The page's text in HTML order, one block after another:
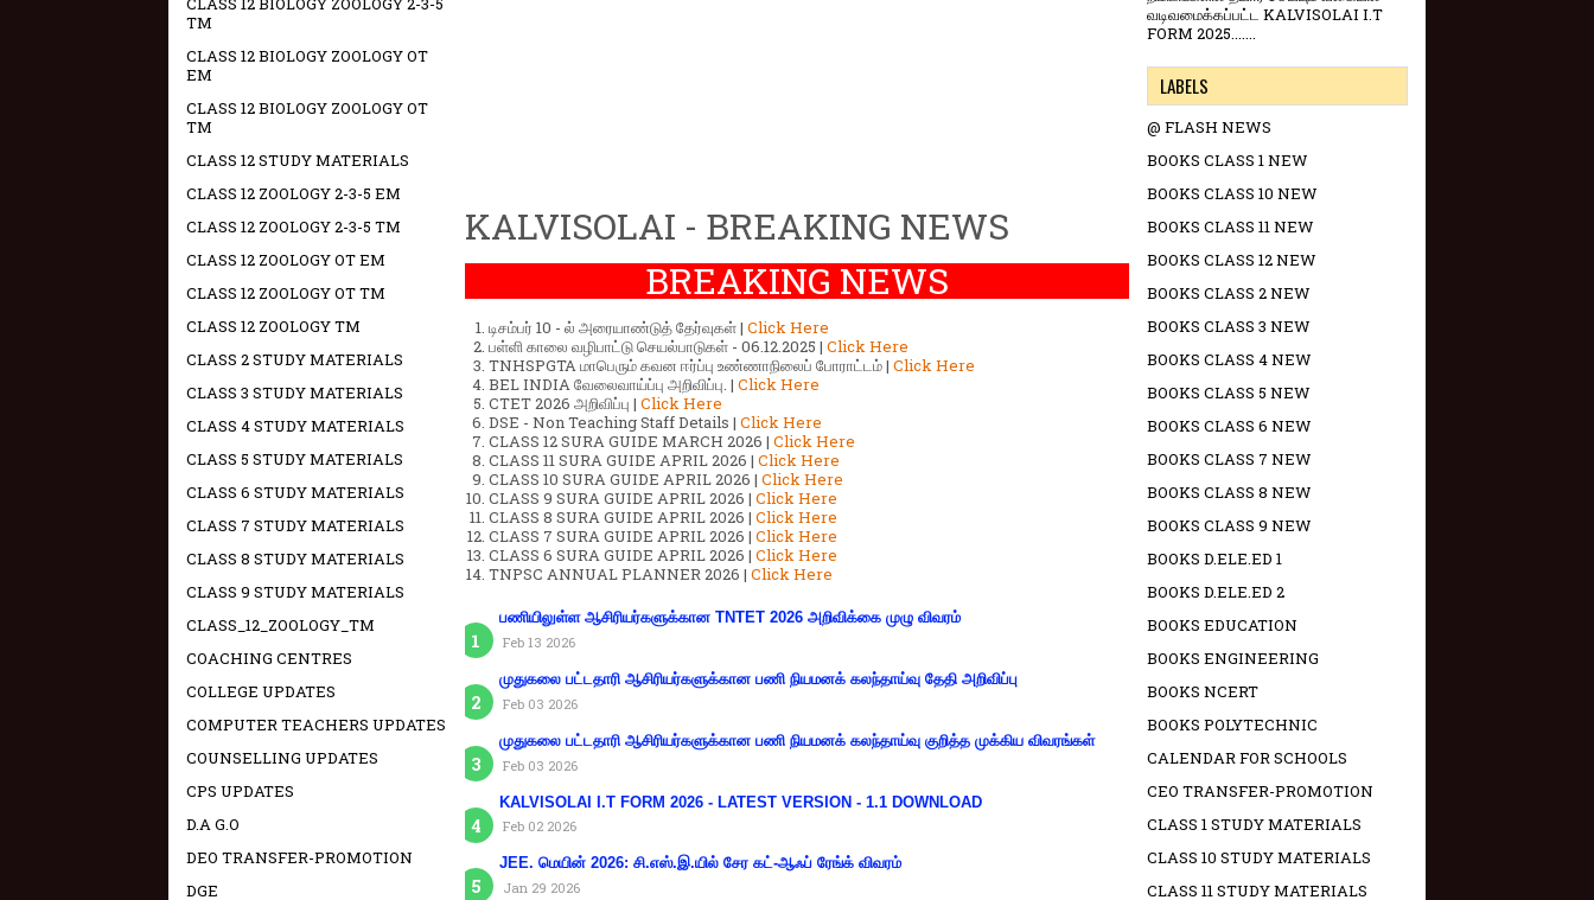
KALVISOLAI - BREAKING NEWS
BREAKING NEWS
டிசம்பர் 10 - ல் அரையாண்டுத் தேர்வுகள் | Click Here
பள்ளி காலை வழிபாட்டு செயல்பாடுகள் - 06.12.2025 | Click Here
TNHSPGTA மாபெரும் கவன ஈர்ப்பு உண்ணாநிலைப் போராட்டம் | Click Here
BEL INDIA வேலைவாய்ப்பு அறிவிப்பு. | Click Here
CTET 2026 அறிவிப்பு | Click Here
DSE - Non Teaching Staff Details | Click Here
CLASS 12 SURA GUIDE MARCH 2026 | Click Here
CLASS 11 SURA GUIDE APRIL 2026 | Click Here
CLASS 10 SURA GUIDE APRIL 2026 | Click Here
CLASS 9 SURA GUIDE APRIL 2026 | Click Here
CLASS 8 SURA GUIDE APRIL 2026 | Click Here
CLASS 7 SURA GUIDE APRIL 2026 | Click Here
CLASS 6 SURA GUIDE APRIL 2026 | Click Here
TNPSC ANNUAL PLANNER 2026 | Click Here
பணியிலுள்ள ஆசிரியர்களுக்கான TNTET 2026 அறிவிக்கை முழு விவரம்
Feb 13 2026
முதுகலை பட்டதாரி ஆசிரியர்களுக்கான பணி நியமனக் கலந்தாய்வு தேதி அறிவிப்பு
Feb 03 2026
முதுகலை பட்டதாரி ஆசிரியர்களுக்கான பணி நியமனக் கலந்தாய்வு குறித்த முக்கிய விவரங்கள்
Feb 03 2026
KALVISOLAI I.T FORM 2026 - LATEST VERSION - 1.1 DOWNLOAD
Feb 02 2026
JEE. மெயின் 2026: சி.எஸ்.இ.யில் சேர கட்-ஆஃப் ரேங்க் விவரம்
Jan 29 2026
TM
CLASS 12 BIOLOGY ZOOLOGY OT
EM
CLASS 12 BIOLOGY ZOOLOGY OT
TM
CLASS 12 STUDY MATERIALS
CLASS 12 ZOOLOGY 2-3-5 EM
CLASS 12 ZOOLOGY 2-3-5 TM
CLASS 12 ZOOLOGY OT EM
CLASS 12 ZOOLOGY OT TM
CLASS 12 ZOOLOGY TM
CLASS 2 STUDY MATERIALS
CLASS 3 STUDY MATERIALS
CLASS 4 STUDY MATERIALS
CLASS 5 STUDY MATERIALS
CLASS 6 STUDY MATERIALS
CLASS 7 STUDY MATERIALS
CLASS 8 STUDY MATERIALS
CLASS 9 STUDY MATERIALS
CLASS_12_ZOOLOGY_TM
COACHING CENTRES
COLLEGE UPDATES
COMPUTER TEACHERS UPDATES
COUNSELLING UPDATES
CPS UPDATES
D.A G.O
DEO TRANSFER-PROMOTION
DGE
வடிவமைக்கப்பட்ட KALVISOLAI I.T
FORM 2025.......
LABELS
@ FLASH NEWS
BOOKS CLASS 1 NEW
BOOKS CLASS 10 NEW
BOOKS CLASS 11 NEW
BOOKS CLASS 12 NEW
BOOKS CLASS 2 NEW
BOOKS CLASS 3 NEW
BOOKS CLASS 4 NEW
BOOKS CLASS 5 NEW
BOOKS CLASS 6 NEW
BOOKS CLASS 7 NEW
BOOKS CLASS 8 NEW
BOOKS CLASS 9 NEW
BOOKS D.ELE.ED 1
BOOKS D.ELE.ED 2
BOOKS EDUCATION
BOOKS ENGINEERING
BOOKS NCERT
BOOKS POLYTECHNIC
CALENDAR FOR SCHOOLS
CEO TRANSFER-PROMOTION
CLASS 1 STUDY MATERIALS
CLASS 10 STUDY MATERIALS
CLASS 11 STUDY MATERIALS